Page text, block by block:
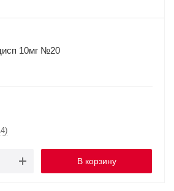
10мг №20
В корзину